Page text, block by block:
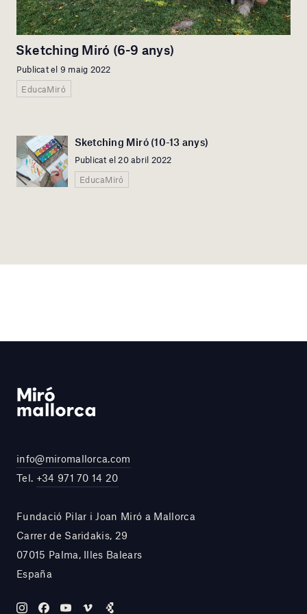
Sketching Miró (6-9 anys)
Publicat el 9 maig 2022
EducaMiró
Sketching Miró (10-13 anys)
Publicat el 20 abril 2022
EducaMiró
info@miromallorca.com
Tel. +34 971 70 14 20
Fundació Pilar i Joan Miró a Mallorca
Carrer de Saridakis, 29
07015 Palma, Illes Balears
España